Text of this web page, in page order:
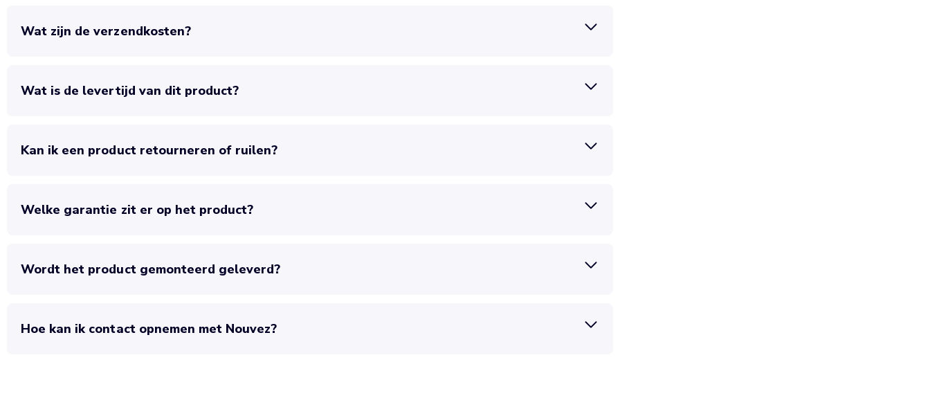
Wat zijn de verzendkosten?
Wat is de levertijd van dit product?
Kan ik een product retourneren of ruilen?
Welke garantie zit er op het product?
Wordt het product gemonteerd geleverd?
Hoe kan ik contact opnemen met Nouvez?